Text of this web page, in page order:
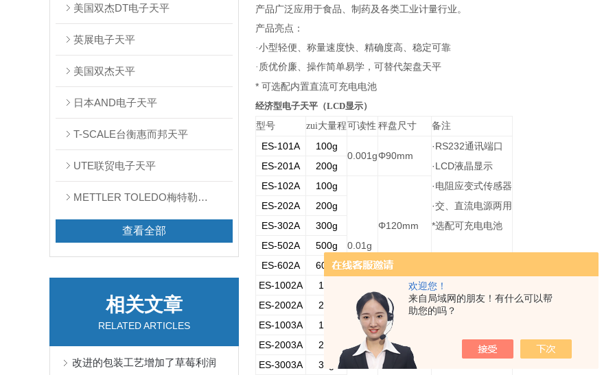
欢迎您！
来自局域网的朋友！有什么可以帮
助您的吗？
美国双杰DT电子天平
英展电子天平
美国双杰天平
日本AND电子天平
T-SCALE台衡惠而邦天平
UTE联贸电子天平
METTLER TOLEDO梅特勒天平
查看全部
相关文章
RELATED ARTICLES
改进的包装工艺增加了草莓利润
产品广泛应用于食品、制药及各类工业计量行业。
产品亮点：
·小型轻便、称量速度快、精确度高、稳定可靠
·质优价廉、操作简单易学，可替代架盘天平
* 可选配内置直流可充电电池
经济型电子天平（LCD显示）
型号
zui大量程可读性 秤盘尺寸 备注
ES-101A
100g
0.001gΦ90mm
·RS232通讯端口
·LCD液晶显示
· 电阻应变式传感器
·交、直流电源两用
*选配可充电电池
ES-201A
200g
ES-102A
100g
0.01g
Φ120mm
ES-202A
200g
ES-302A
300g
ES-502A
500g
ES-602A
600g
ES-1002A
1kg
Φ160mm
ES-2002A
2kg
ES-1003A
1kg
ES-2003A
2kg
ES-3003A
3kg